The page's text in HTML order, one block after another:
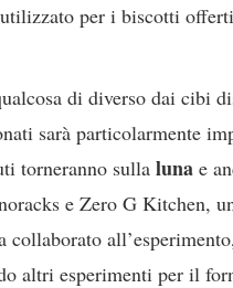
per i biscotti
di diverso dai cibi
sarà particolarmente
torneranno sulla luna e
e Zero G Kitchen,
collaborato
altri esperimenti per il